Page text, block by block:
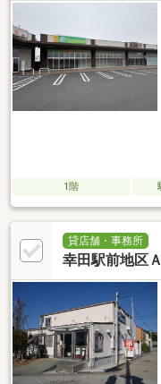
1階
貸店舗・事務所
幸田駅前地区